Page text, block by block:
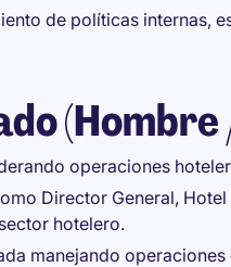
de políticas internas,
(Hombre
operaciones
Director General,
hotelero.
manejando